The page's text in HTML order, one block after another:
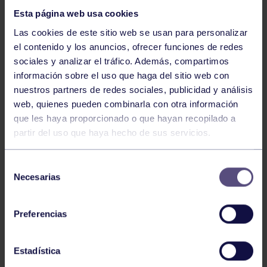
Esta página web usa cookies
Las cookies de este sitio web se usan para personalizar
el contenido y los anuncios, ofrecer funciones de redes
sociales y analizar el tráfico. Además, compartimos
información sobre el uso que haga del sitio web con
nuestros partners de redes sociales, publicidad y análisis
web, quienes pueden combinarla con otra información
que les haya proporcionado o que hayan recopilado a
partir del uso que haya hecho de sus servicios.
Necesarias
Preferencias
Estadística
Boxeo 10 Abr 2026
18 DE ABRIL: PRIMERA VELADA
GRUPISTA
Boxeo